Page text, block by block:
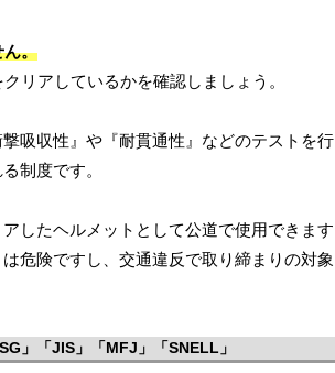
ん。
クリアしているかを確認しましょう。
吸収性』や『耐貫通性』などのテストを
制度です。
したヘルメットとして公道で使用できます
危険ですし、交通違反で取り締まりの対
」「JIS」「MFJ」「SNELL」